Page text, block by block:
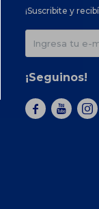
¡Suscribite y
¡Seguinos!
  